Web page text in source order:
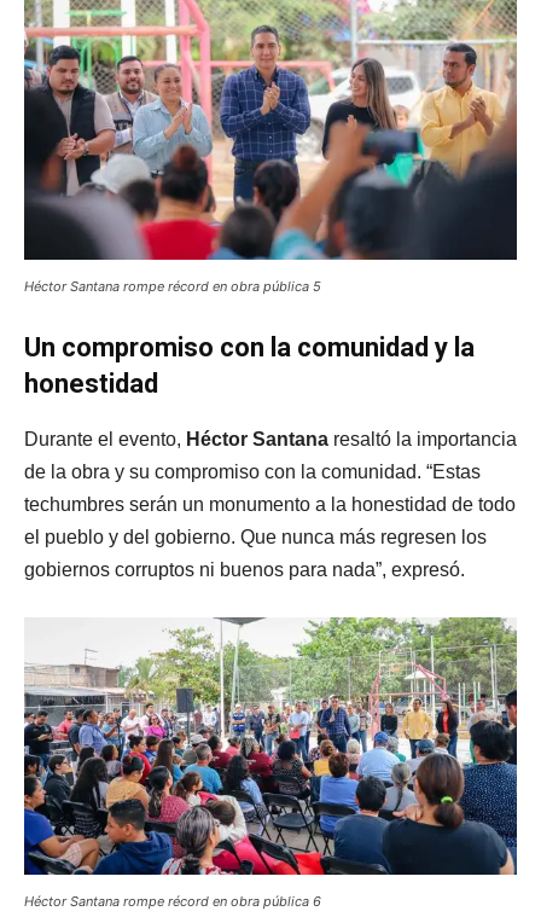
Héctor Santana rompe récord en obra pública 5
Un compromiso con la comunidad y la
honestidad
Durante el evento, Héctor Santana resaltó la importancia
de la obra y su compromiso con la comunidad. “Estas
techumbres serán un monumento a la honestidad de todo
el pueblo y del gobierno. Que nunca más regresen los
gobiernos corruptos ni buenos para nada”, expresó.
Héctor Santana rompe récord en obra pública 6